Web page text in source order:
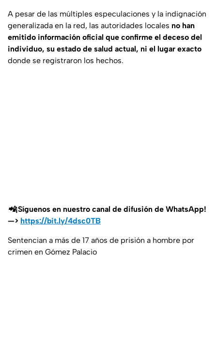
A pesar de las múltiples especulaciones y la indignación
generalizada en la red, las autoridades locales no han
emitido información oficial que confirme el deceso del
individuo, su estado de salud actual, ni el lugar exacto
donde se registraron los hechos.
📲¡Síguenos en nuestro canal de difusión de WhatsApp!
—> https://bit.ly/4dsc0TB
Sentencian a más de 17 años de prisión a hombre por
crimen en Gómez Palacio